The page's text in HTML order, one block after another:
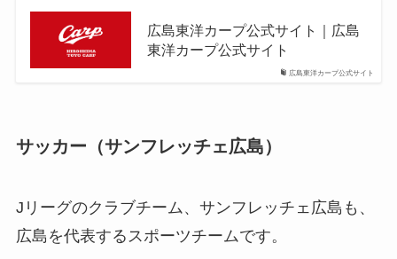
広島東洋カープ公式サイト
広島東洋カープ公式サイト｜広島
東洋カープ公式サイト
サッカー（サンフレッチェ広島）
Jリーグのクラブチーム、サンフレッチェ広島も、
広島を代表するスポーツチームです。